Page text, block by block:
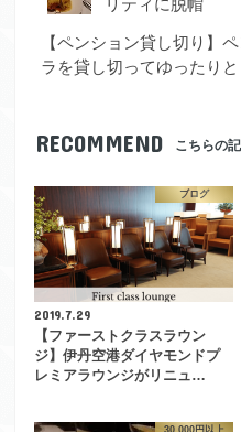
リティに脱帽
【ペンション貸し切り】
ラを貸し切ってゆったり
RECOMMEND こちらの
ブログ
2019.7.29
【ファーストクラスラウン
ジ】伊丹空港ダイヤモンドプ
レミアラウンジがリニュ…
30,000円以上